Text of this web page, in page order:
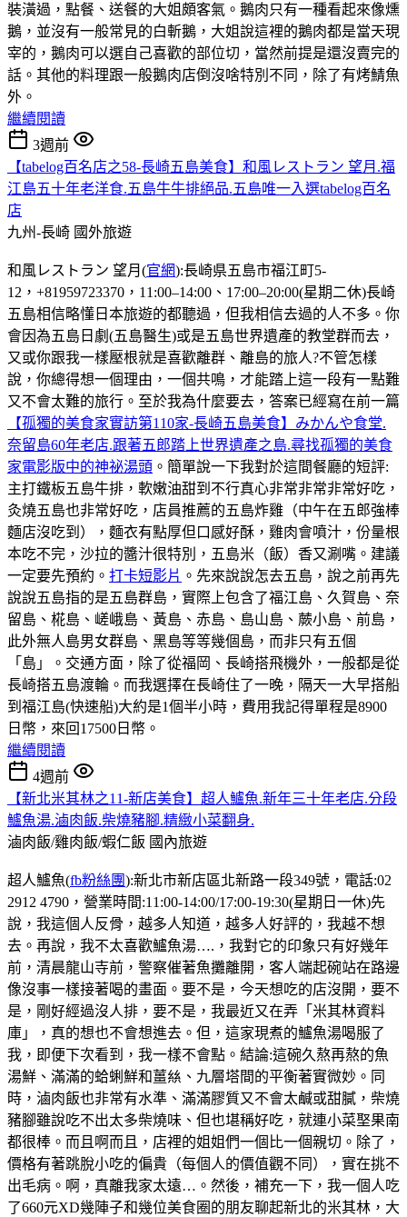
裝潢過，點餐、送餐的大姐頗客氣。鵝肉只有一種看起來像燻
鵝，並沒有一般常見的白斬鵝，大姐說這裡的鵝肉都是當天現
宰的，鵝肉可以選自己喜歡的部位切，當然前提是還沒賣完的
話。其他的料理跟一般鵝肉店倒沒啥特別不同，除了有烤鯖魚
外。
繼續閱讀
3週前
【tabelog百名店之58-長崎五島美食】和風レストラン 望月.福
江島五十年老洋食.五島牛牛排絕品.五島唯一入選tabelog百名
店
九州-長崎 國外旅遊
和風レストラン 望月(官網):長崎県五島市福江町5-
12，+81959723370，11:00–14:00、17:00–20:00(星期二休)長崎
五島相信略懂日本旅遊的都聽過，但我相信去過的人不多。你
會因為五島日劇(五島醫生)或是五島世界遺產的教堂群而去，
又或你跟我一樣壓根就是喜歡離群、離島的旅人?不管怎樣
說，你總得想一個理由，一個共鳴，才能踏上這一段有一點難
又不會太難的旅行。至於我為什麼要去，答案已經寫在前一篇
【孤獨的美食家實訪第110家-長崎五島美食】みかんや食堂.
奈留島60年老店.跟著五郎踏上世界遺產之島.尋找孤獨的美食
家電影版中的神祕湯頭 。簡單說一下我對於這間餐廳的短評:
主打鐵板五島牛排，軟嫩油甜到不行真心非常非常非常好吃，
灸燒五島也非常好吃，店員推薦的五島炸雞（中午在五郎強棒
麵店沒吃到），麵衣有點厚但口感好酥，雞肉會噴汁，份量根
本吃不完，沙拉的醬汁很特別，五島米（飯）香又涮嘴。建議
一定要先預約。 打卡短影片 。先來說說怎去五島，說之前再先
說說五島指的是五島群島，實際上包含了福江島、久賀島、奈
留島、椛島、嵯峨島、黃島、赤島、島山島、蕨小島、前島，
此外無人島男女群島、黑島等等幾個島，而非只有五個
「島」。交通方面，除了從福岡、長崎搭飛機外，一般都是從
長崎搭五島渡輪。而我選擇在長崎住了一晚，隔天一大早搭船
到福江島(快速船)大約是1個半小時，費用我記得單程是8900
日幣，來回17500日幣。
繼續閱讀
4週前
【新北米其林之11-新店美食】超人鱸魚.新年三十年老店.分段
鱸魚湯.滷肉飯.柴燒豬腳.精緻小菜翻身.
滷肉飯/雞肉飯/蝦仁飯 國內旅遊
超人鱸魚(fb粉絲團):新北市新店區北新路一段349號，電話:02
2912 4790，營業時間:11:00-14:00/17:00-19:30(星期日一休)先
說，我這個人反骨，越多人知道，越多人好評的，我越不想
去。再說，我不太喜歡鱸魚湯….，我對它的印象只有好幾年
前，清晨龍山寺前，警察催著魚攤離開，客人端起碗站在路邊
像沒事一樣接著喝的畫面。要不是，今天想吃的店沒開，要不
是，剛好經過沒人排，要不是，我最近又在弄「米其林資料
庫」，真的想也不會想進去。但，這家現煮的鱸魚湯喝服了
我，即便下次看到，我一樣不會點。結論:這碗久熬再熬的魚
湯鮮、滿滿的蛤蜊鮮和薑𢇃、九層塔間的平衡著實微妙。同
時，滷肉飯也非常有水準、滿滿膠質又不會太鹹或甜膩，柴燒
豬腳雖說吃不出太多柴燒味、但也堪稱好吃，就連小菜埾果南
都很棒。而且啊而且，店裡的姐姐們一個比一個親切。除了，
價格有著跳脫小吃的偏貴（每個人的價值觀不同），實在挑不
出毛病。啊，真離我家太遠…。然後，補充一下，我一個人吃
了660元XD幾陣子和幾位美食圈的朋友聊起新北的米其林，大